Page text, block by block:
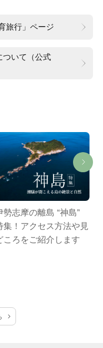
旅行」ページ
ついて（公式
勢志摩の離島 “神島”
集！アクセス方法や見
ころをご紹介します